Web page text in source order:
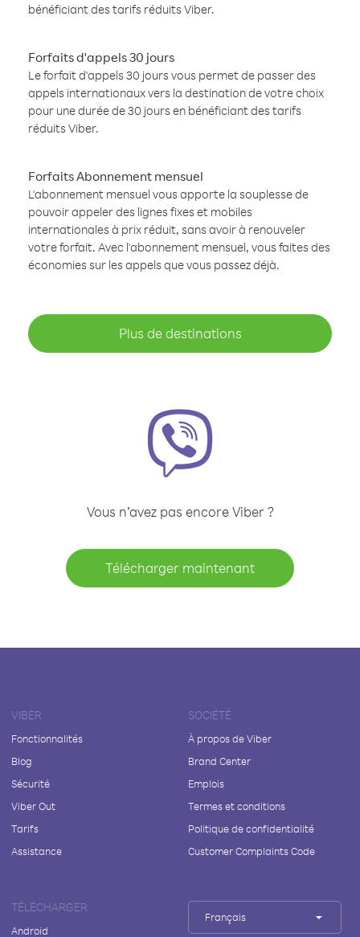
bénéficiant des tarifs réduits Viber.
Forfaits d'appels 30 jours
Le forfait d'appels 30 jours vous permet de passer des
appels internationaux vers la destination de votre choix
pour une durée de 30 jours en bénéficiant des tarifs
réduits Viber.
Forfaits Abonnement mensuel
L'abonnement mensuel vous apporte la souplesse de
pouvoir appeler des lignes fixes et mobiles
internationales à prix réduit, sans avoir à renouveler
votre forfait. Avec l'abonnement mensuel, vous faites des
économies sur les appels que vous passez déjà.
Plus de destinations
Vous n’avez pas encore Viber ?
Télécharger maintenant
VIBER
Fonctionnalités
Blog
Sécurité
Viber Out
Tarifs
Assistance
SOCIÉTÉ
À propos de Viber
Brand Center
Emplois
Termes et conditions
Politique de confidentialité
Customer Complaints Code
TÉLÉCHARGER
Android
Français